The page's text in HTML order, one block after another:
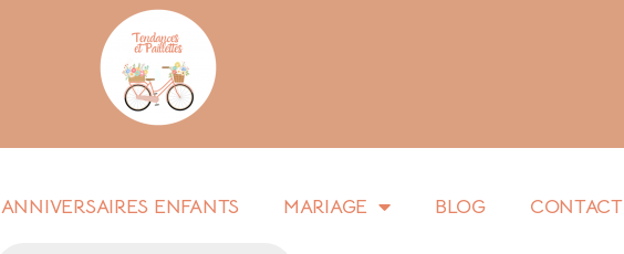
ANNIVERSAIRES ENFANTS MARIAGE BLOG CONTACT